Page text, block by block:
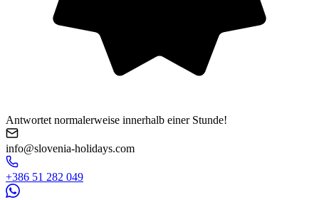
Antwortet normalerweise innerhalb einer Stunde!
info@slovenia-holidays.com
+386 51 282 049